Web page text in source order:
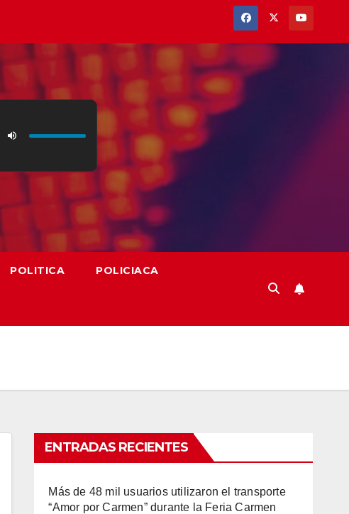
POLITICA POLICIACA
ENTRADAS RECIENTES
Más de 48 mil usuarios utilizaron el transporte
“Amor por Carmen” durante la Feria Carmen